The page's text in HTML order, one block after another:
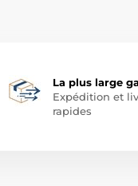
La plus large
Expédition et
rapides